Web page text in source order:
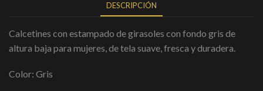
DESCRIPCIÓN
Calcetines con estampado de girasoles con fondo gris de
altura baja para mujeres, de tela suave, fresca y duradera.
Color: Gris